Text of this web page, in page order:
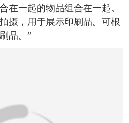
用户作品已成功备案！
用户作品已成功备案！
在一起的物品组合在一起。
摄，用于展示印刷品。可根
品。”